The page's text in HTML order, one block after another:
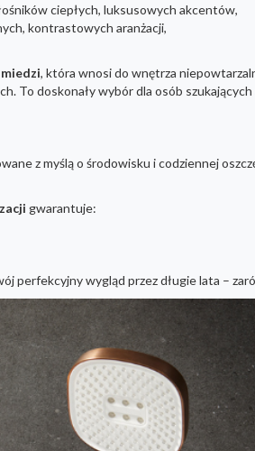
ciepłych, luksusowych akcentów,
kontrastowych aranżacji,
, która wnosi do wnętrza
To doskonały wybór dla osób
z myślą o środowisku i codziennej
gwarantuje:
perfekcyjny wygląd przez długie lata –